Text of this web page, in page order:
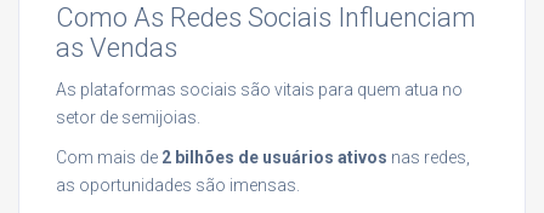
Como As Redes Sociais Influenciam
as Vendas
As plataformas sociais são vitais para quem atua no
setor de semijoias.
Com mais de 2 bilhões de usuários ativos nas redes,
as oportunidades são imensas.